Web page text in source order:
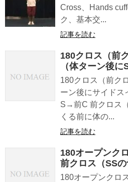
Cross、Hands
ク、基本交...
記事を読む
180クロス（前
（体ターン後に
180クロス（前ク
ーン後にサイド
S→前C 前クロス
くる前に体の...
記事を読む
180オープンク
前クロス（SSの
180オープンクロ